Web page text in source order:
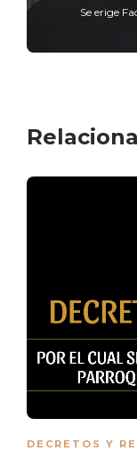
Se erige
DECRETOS Y